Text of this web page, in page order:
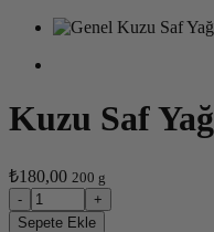
Kuzu Saf Yağ
₺180,00 200 g
-
+
Sepete Ekle